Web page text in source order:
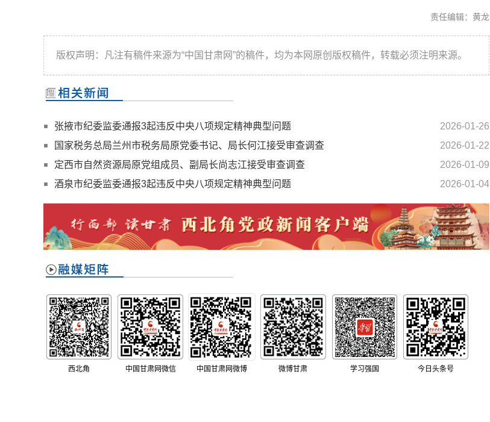
责任编辑：黄龙
版权声明：凡注有稿件来源为“中国甘肃网”的稿件，均为本网原创版权稿件，转载必须注明来源。
2026-01-26
张掖市纪委监委通报3起违反中央八项规定精神典型问题
2026-01-22
国家税务总局兰州市税务局原党委书记、局长何江接受审查调查
2026-01-09
定西市自然资源局原党组成员、副局长尚志江接受审查调查
2026-01-04
酒泉市纪委监委通报3起违反中央八项规定精神典型问题
西北角 中国甘肃网微信 中国甘肃网微博 微博甘肃 学习强国 今日头条号